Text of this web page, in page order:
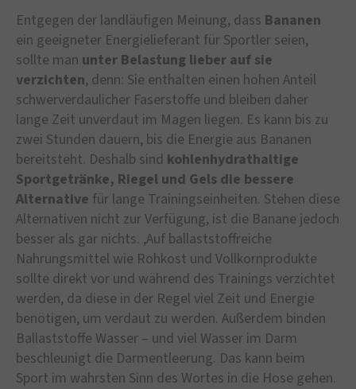
Entgegen der landläufigen Meinung, dass Bananen
ein geeigneter Energielieferant für Sportler seien,
sollte man unter Belastung lieber auf sie
verzichten, denn: Sie enthalten einen hohen Anteil
schwerverdaulicher Faserstoffe und bleiben daher
lange Zeit unverdaut im Magen liegen. Es kann bis zu
zwei Stunden dauern, bis die Energie aus Bananen
bereitsteht. Deshalb sind kohlenhydrathaltige
Sportgetränke, Riegel und Gels die bessere
Alternative für lange Trainingseinheiten. Stehen diese
Alternativen nicht zur Verfügung, ist die Banane jedoch
besser als gar nichts. ,Auf ballaststoffreiche
Nahrungsmittel wie Rohkost und Vollkornprodukte
sollte direkt vor und während des Trainings verzichtet
werden, da diese in der Regel viel Zeit und Energie
benötigen, um verdaut zu werden. Außerdem binden
Ballaststoffe Wasser – und viel Wasser im Darm
beschleunigt die Darmentleerung. Das kann beim
Sport im wahrsten Sinn des Wortes in die Hose gehen.